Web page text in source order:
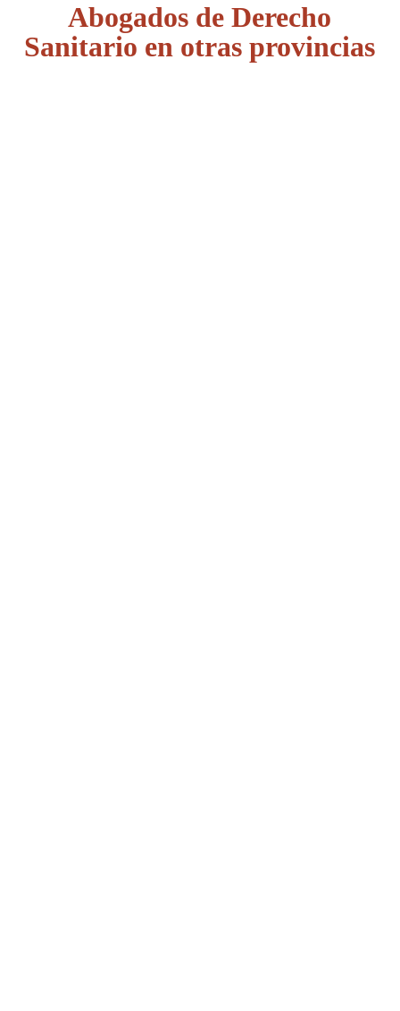
Abogados de Derecho
Sanitario en otras provincias